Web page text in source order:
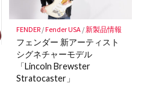
FENDER/Fender USA/新製品情報
フェンダー 新アーティスト
シグネチャーモデル
「Lincoln Brewster
Stratocaster」